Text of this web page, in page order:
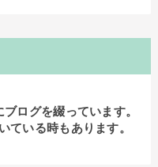
ログを綴っています。
ている時もあります。